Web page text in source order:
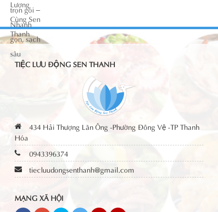
TIỆC LƯU ĐỘNG SEN THANH
434 Hải Thượng Lãn Ông -Phường Đông Vệ -TP Thanh
Hóa
0943396374
tiecluudongsenthanh@gmail.com
MẠNG XÃ HỘI